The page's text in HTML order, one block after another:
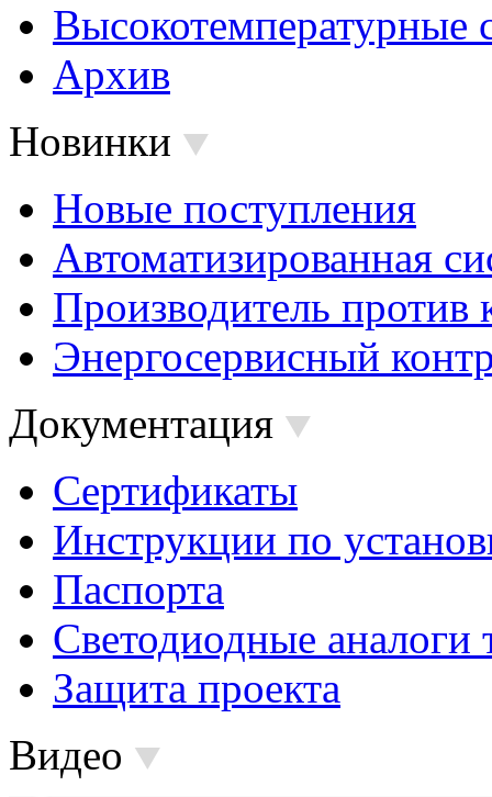
Высокотемпературные
Архив
Новинки
Новые поступления
Автоматизированная
Производитель против
Энергосервисный
Документация
Сертификаты
Инструкции по
Паспорта
Светодиодные аналоги
Защита проекта
Видео